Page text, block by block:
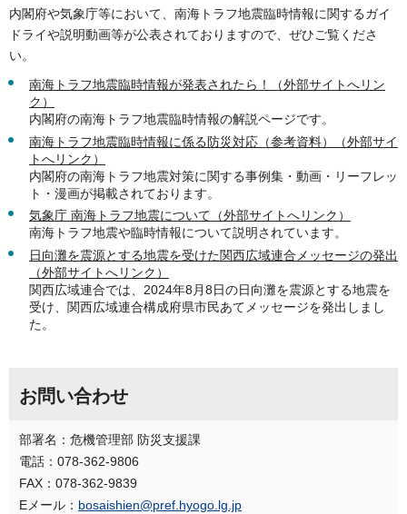
内閣府や気象庁等において、南海トラフ地震臨時情報に関するガイ
ドライや説明動画等が公表されておりますので、ぜひご覧くださ
い。
南海トラフ地震臨時情報が発表されたら！（外部サイトへリン
ク）
内閣府の南海トラフ地震臨時情報の解説ページです。
南海トラフ地震臨時情報に係る防災対応（参考資料）（外部サイ
トへリンク）
内閣府の南海トラフ地震対策に関する事例集・動画・リーフレッ
ト・漫画が掲載されております。
気象庁 南海トラフ地震について（外部サイトへリンク）
南海トラフ地震や臨時情報について説明されています。
日向灘を震源とする地震を受けた関西広域連合メッセージの発出
（外部サイトへリンク）
関西広域連合では、2024年8月8日の日向灘を震源とする地震を
受け、関西広域連合構成府県市民あてメッセージを発出しまし
た。
お問い合わせ
部署名：危機管理部 防災支援課
電話：078-362-9806
FAX：078-362-9839
Eメール： bosaishien@pref.hyogo.lg.jp